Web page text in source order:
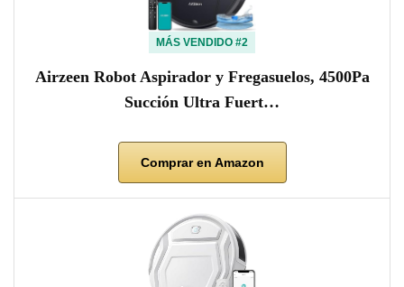
MÁS VENDIDO #2
Airzeen Robot Aspirador y Fregasuelos, 4500Pa
Succión Ultra Fuert…
Comprar en Amazon